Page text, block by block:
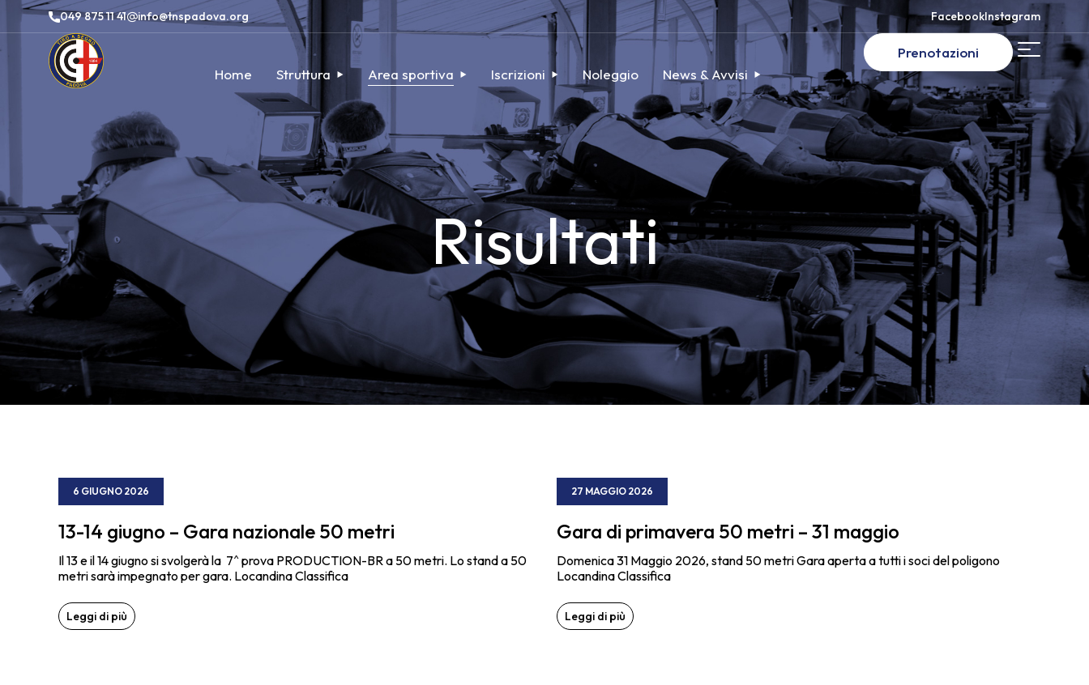
049 875 11 41 info@tnspadova.org FacebookInstagram
Home Struttura Area sportiva Iscrizioni Noleggio News & Avvisi
Prenotazioni
Risultati
6 GIUGNO 2026
13-14 giugno – Gara nazionale 50 metri
Il 13 e il 14 giugno si svolgerà la 7^ prova PRODUCTION-BR a 50 metri. Lo stand a 50
metri sarà impegnato per gara. Locandina Classifica
Leggi di più
27 MAGGIO 2026
Gara di primavera 50 metri – 31 maggio
Domenica 31 Maggio 2026, stand 50 metri Gara aperta a tutti i soci del poligono
Locandina Classifica
Leggi di più